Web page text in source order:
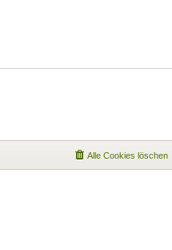
Alle Cookies löschen